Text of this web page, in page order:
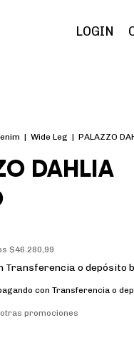
LOGIN
| Wide Leg | PALAZZO
DAHLIA
$46.280,99
Transferencia o depósito
con Transferencia o
promociones